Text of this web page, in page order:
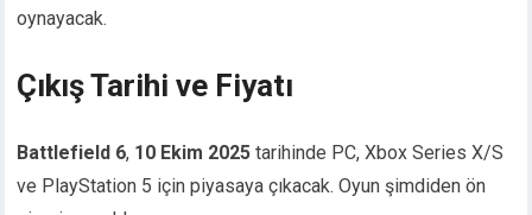
oynayacak.
Çıkış Tarihi ve Fiyatı
Battlefield 6, 10 Ekim 2025 tarihinde PC, Xbox Series X/S
ve PlayStation 5 için piyasaya çıkacak. Oyun şimdiden ön